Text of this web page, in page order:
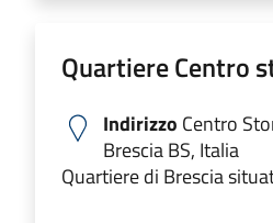
Quartiere Centro
Indirizzo Centro
Brescia BS, Italia
Quartiere di Brescia